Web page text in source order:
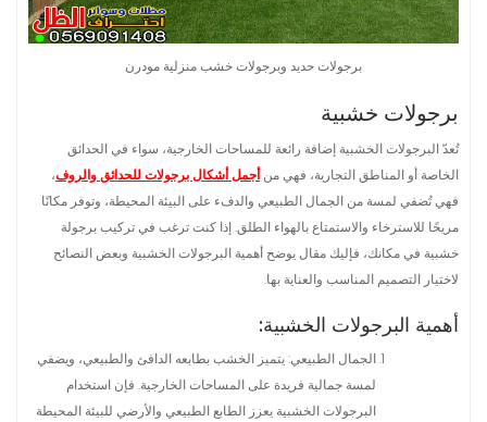
برجولات حديد وبرجولات خشب منزلية مودرن
برجولات خشبية
تُعدّ البرجولات الخشبية إضافة رائعة للمساحات الخارجية، سواء في الحدائق
الخاصة أو المناطق التجارية، فهي منأجمل أشكال برجولات للحدائق والروف،
فهي تُضفي لمسة من الجمال الطبيعي والدفء على البيئة المحيطة، وتوفر مكانًا
مريحًا للاسترخاء والاستمتاع بالهواء الطلق. إذا كنت ترغب في تركيب برجولة
خشبية في مكانك، فإليك مقال يوضح أهمية البرجولات الخشبية وبعض النصائح
لاختيار التصميم المناسب والعناية بها.
أهمية البرجولات الخشبية:
الجمال الطبيعي: يتميز الخشب بطابعه الدافئ والطبيعي، ويضفي
لمسة جمالية فريدة على المساحات الخارجية. فإن استخدام
البرجولات الخشبية يعزز الطابع الطبيعي والأرضي للبيئة المحيطة